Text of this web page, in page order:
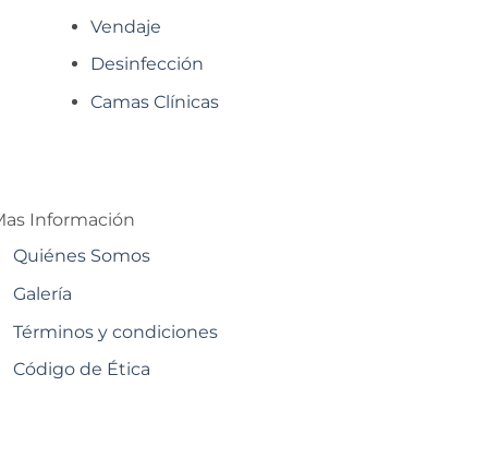
Vendaje
Desinfección
Camas Clínicas
Información
Quiénes Somos
Galería
Términos y condiciones
Código de Ética